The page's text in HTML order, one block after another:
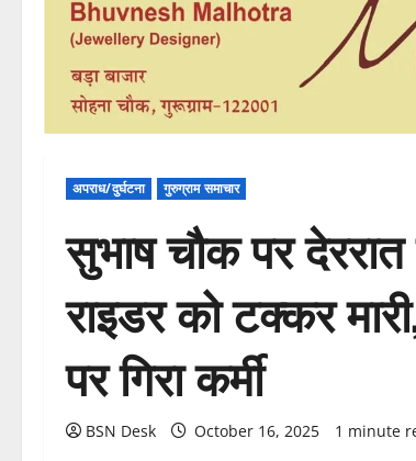
अपराध/दुर्घटना गुरुग्राम समाचार
सुभाष चौक पर
राइडर को टक्कर
पर गिरा कर्मी
BSN Desk October 16, 2025 1 minute